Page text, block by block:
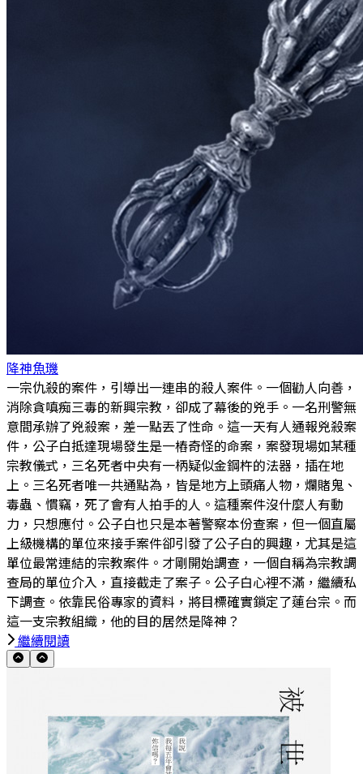
降神魚璣
一宗仇殺的案件，引導出一連串的殺人案件。一個勸人向善，
消除貪嗔痴三毒的新興宗教，卻成了幕後的兇手。一名刑警無
意間承辦了兇殺案，差一點丟了性命。這一天有人通報兇殺案
件，公子白抵達現場發生是一樁奇怪的命案，案發現場如某種
宗教儀式，三名死者中央有一柄疑似金鋼杵的法器，插在地
上。三名死者唯一共通點為，皆是地方上頭痛人物，爛賭鬼、
毒蟲、慣竊，死了會有人拍手的人。這種案件沒什麼人有動
力，只想應付。公子白也只是本著警察本份查案，但一個直屬
上級機構的單位來接手案件卻引發了公子白的興趣，尤其是這
單位最常連結的宗教案件。才剛開始調查，一個自稱為宗教調
查局的單位介入，直接截走了案子。公子白心裡不滿，繼續私
下調查。依靠民俗專家的資料，將目標確實鎖定了蓮台宗。而
這一支宗教組織，他的目的居然是降神？
繼續閱讀